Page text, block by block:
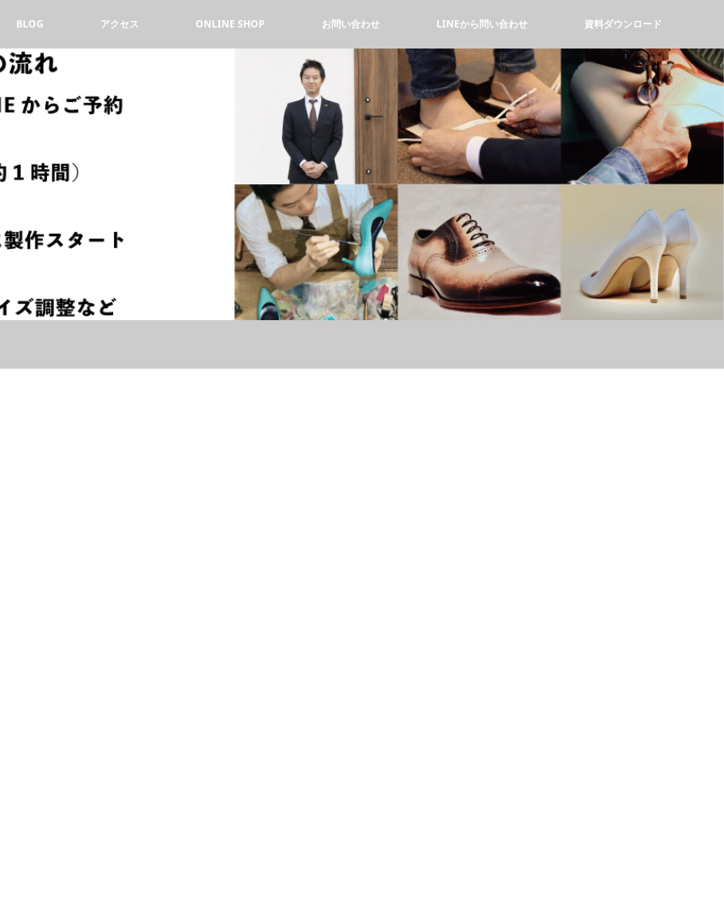
BLOG アクセス ONLINE SHOP お問い合わせ LINEから問い合わせ 資料ダウンロード